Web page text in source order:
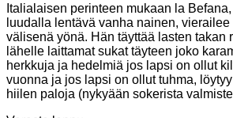
Italialaisen perinteen mukaan la
luudalla lentävä vanha nainen,
välisenä yönä. Hän täyttää lasten takan
lähelle laittamat sukat täyteen joko
herkkuja ja hedelmiä jos lapsi on ollut
vuonna ja jos lapsi on ollut tuhma,
hiilen paloja (nykyään sokerista